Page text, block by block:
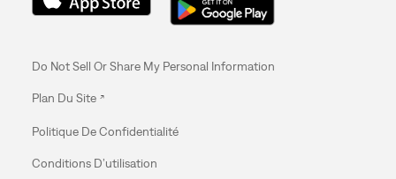
Do Not Sell Or Share My Personal Information
Plan Du Site
Politique De Confidentialité
Conditions D’utilisation